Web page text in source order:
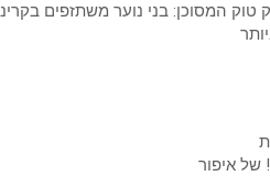
טוק המסוכן: בני נוער משתזפים
של איפור